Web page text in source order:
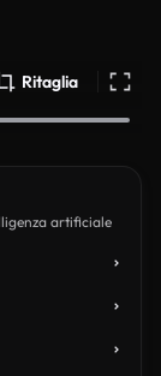
Ritaglia
artificiale